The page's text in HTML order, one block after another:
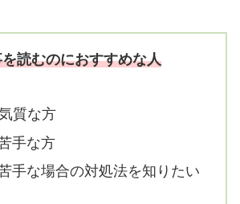
読むのにおすすめな人
質な方
手な方
手な場合の対処法を知りたい